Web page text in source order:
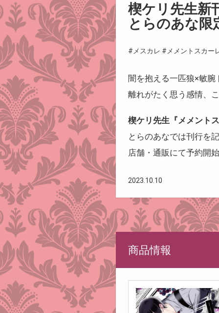
楔ケリ先生新
とらのあな限
#メスカレ #メメントスカー
闇を抱える一匹狼×敏
離れがたく思う感情、
楔ケリ先生『メメント
とらのあなでは刊行を
店舗・通販にて予約開
2023.10.10
商品情報